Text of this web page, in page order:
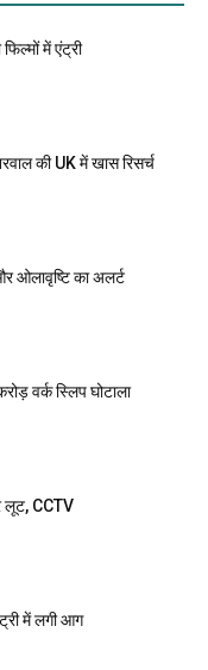
में एंट्री
की UK में खास रिसर्च
ओलावृष्टि का अलर्ट
वर्क स्लिप घोटाला
लूट, CCTV
में लगी आग